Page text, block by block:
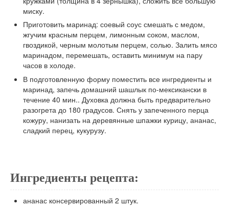
миску.
Приготовить маринад: соевый соус смешать с медом,
жгучим красным перцем, лимонным соком, маслом,
гвоздикой, черным молотым перцем, солью. Залить мясо
маринадом, перемешать, оставить минимум на пару
часов в холоде.
В подготовленную форму поместить все ингредиенты и
маринад, запечь домашний шашлык по-мексикански в
течение 40 мин.. Духовка должна быть предварительно
разогрета до 180 градусов. Снять у запеченного перца
кожуру, нанизать на деревянные шпажки курицу, ананас,
сладкий перец, кукурузу.
Ингредиенты рецепта:
ананас консервированный 2 штук.